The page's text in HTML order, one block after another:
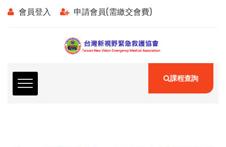
會員登入 申請會員(需繳交會費)
課程查詢